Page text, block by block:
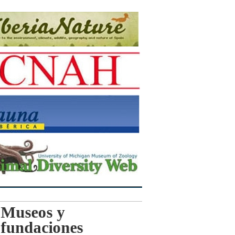
Museos y
fundaciones